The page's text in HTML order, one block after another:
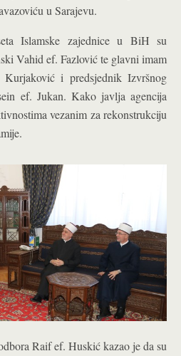
u Sarajevu.
Islamske zajednice u BiH su
Vahid ef. Fazlović te glavni imam
i predsjednik Izvršnog
ef. Jukan. Kako javlja agencija
vezanim za rekonstrukciju
Raif ef. Huskić kazao je da su